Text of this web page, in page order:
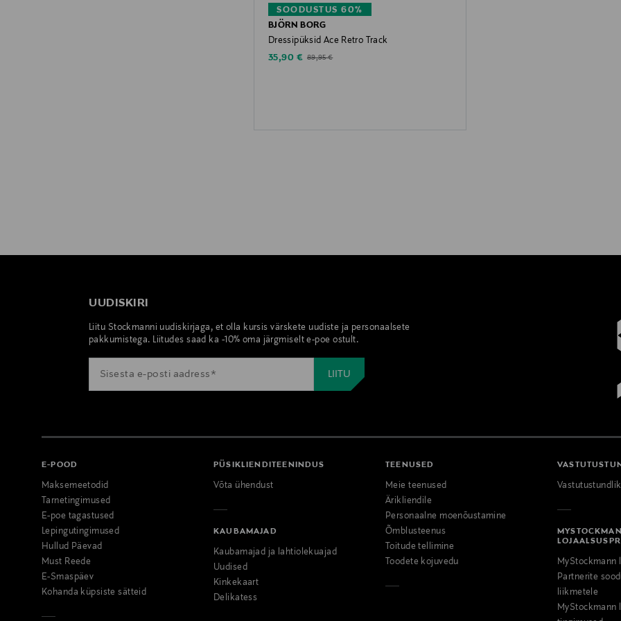
SOODUSTUS 60%
BJÖRN BORG
Dressipüksid Ace Retro Track
Discounted Price
35,90 € Original Price
89,95 €
UUDISKIRI
Liitu Stockmanni uudiskirjaga, et olla kursis värskete uudiste ja personaalsete
pakkumistega. Liitudes saad ka -10% oma järgmiselt e-poe ostult.
E-POOD
Maksemeetodid
Tarnetingimused
E-poe tagastused
Lepingutingimused
Hullud Päevad
Must Reede
E-Smaspäev
Kohanda küpsiste sätteid
PÜSIKLIENDITEENINDUS
Võta ühendust
KAUBAMAJAD
Kaubamajad ja lahtiolekuajad
Uudised
Kinkekaart
Delikatess
TEENUSED
Meie teenused
Ärikliendile
Personaalne moenõustamine
Õmblusteenus
Toitude tellimine
Toodete kojuvedu
MyStockmann
Partnerite
liikmetele
MyStockmann